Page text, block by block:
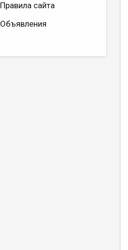
Правила сайта
Объявления